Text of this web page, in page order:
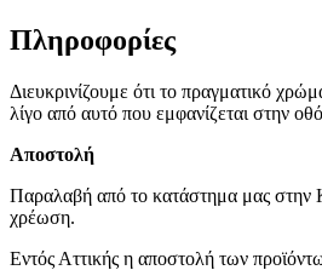
Πληροφορίες
Διευκρινίζουμε ότι το πραγματικό
λίγο από αυτό που εμφανίζεται στην
Αποστολή
Παραλαβή από το κατάστημα μας στην
χρέωση.
Εντός Αττικής η αποστολή των